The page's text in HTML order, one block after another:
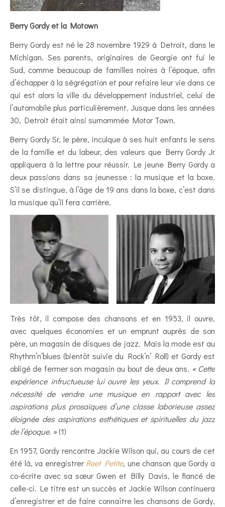
Berry Gordy et la Motown
Berry Gordy est né le 28 novembre 1929 à Detroit, dans le
Michigan. Ses parents, originaires de Georgie ont fui le
Sud, comme beaucoup de familles noires à l’époque, afin
d’échapper à la ségrégation et pour refaire leur vie dans ce
qui est alors la ville du développement industriel, celui de
l’automobile plus particulièrement. Jusque dans les années
30, Detroit était ainsi surnommée Motor Town.
Berry Gordy Sr, le père, inculque à ses huit enfants le sens
de la famille et du labeur, des valeurs que Berry Gordy Jr
appliquera à la lettre pour réussir. Le jeune Berry Gordy a
deux passions dans sa jeunesse : la musique et la boxe.
S’il se distingue, à l’âge de 19 ans dans la boxe, c’est dans
la musique qu’il fera carrière.
Très tôt, il compose des chansons et en 1953, il ouvre,
avec quelques économies et un emprunt auprès de son
père, un magasin de disques de jazz. Mais la mode est au
Rhythm’n’blues (bientôt suivie du Rock’n’ Roll) et Gordy est
obligé de fermer son magasin au bout de deux ans. « Cette
expérience infructueuse lui ouvre les yeux. Il comprend la
nécessité de vendre une musique en rapport avec les
aspirations plus prosaïques d’une classe laborieuse assez
éloignée des aspirations esthétiques et spirituelles du jazz
de l’époque. »(1)
En 1957, Gordy rencontre Jackie Wilson qui, au cours de cet
été là, va enregistrerReet Petite, une chanson que Gordy a
co-écrite avec sa sœur Gwen et Billy Davis, le fiancé de
celle-ci. Le titre est un succès et Jackie Wilson continuera
d’enregistrer et de faire connaître les chansons de Gordy,